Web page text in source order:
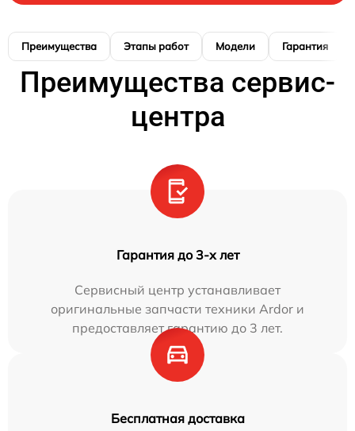
Преимущества Этапы работ Модели Гарантия
Преимущества сервис-
центра
Гарантия до 3-х лет
Сервисный центр устанавливает
оригинальные запчасти техники Ardor и
предоставляет гарантию до 3 лет.
Бесплатная доставка